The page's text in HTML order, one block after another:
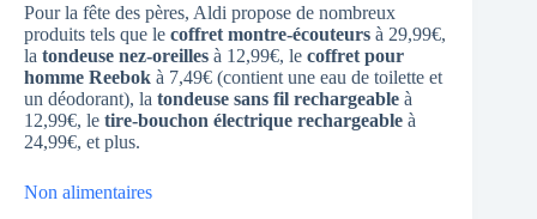
Pour la fête des pères, Aldi propose de nombreux
produits tels que le coffret montre-écouteurs à 29,99€,
la tondeuse nez-oreilles à 12,99€, le coffret pour
homme Reebok à 7,49€ (contient une eau de toilette et
un déodorant), la tondeuse sans fil rechargeable à
12,99€, le tire-bouchon électrique rechargeable à
24,99€, et plus.
Non alimentaires